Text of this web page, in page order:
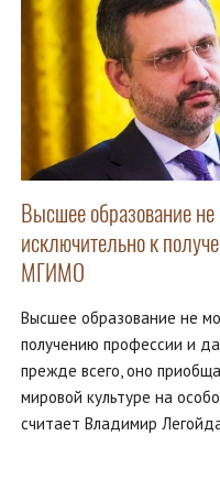
Высшее образование
исключительно к
МГИМО
Высшее образование не
получению профессии и
прежде всего, оно
мировой культуре на
считает Владимир